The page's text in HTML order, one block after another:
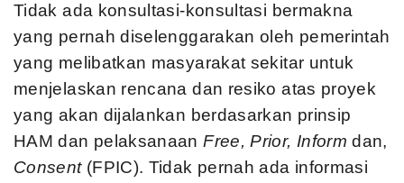
Tidak ada konsultasi-konsultasi bermakna
yang pernah diselenggarakan oleh pemerintah
yang melibatkan masyarakat sekitar untuk
menjelaskan rencana dan resiko atas proyek
yang akan dijalankan berdasarkan prinsip
HAM dan pelaksanaanFree, Prior, Inform dan,
Consent(FPIC). Tidak pernah ada informasi